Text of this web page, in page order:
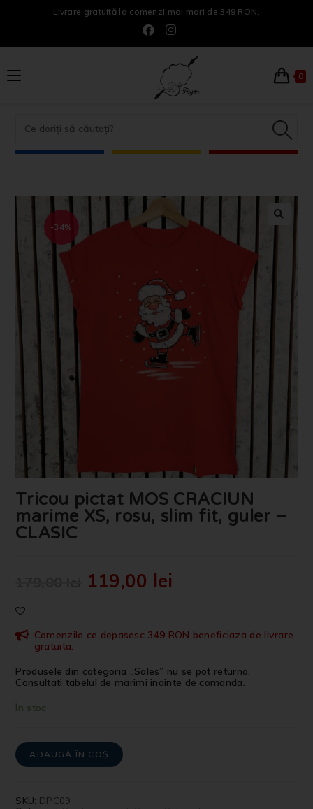
Livrare gratuită la comenzi mai mari de 349 RON.
0
-34%
Tricou pictat MOS CRACIUN
marime XS, rosu, slim fit, guler –
CLASIC
119,00 lei
Comenzile ce depasesc 349 RON beneficiaza de livrare
gratuita.
Produsele din categoria „Sales” nu se pot returna.
Consultati tabelul de marimi inainte de comanda.
În stoc
ADAUGĂ ÎN COȘ
SKU: DPC09